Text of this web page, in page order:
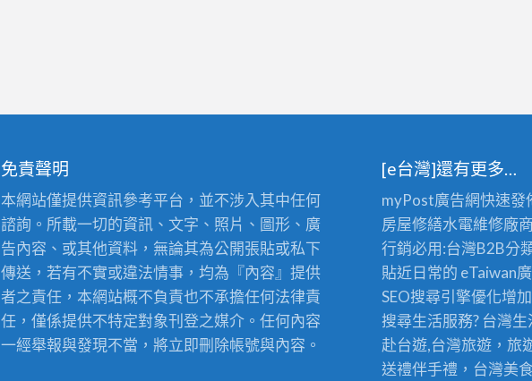
免責聲明
本網站僅提供資訊參考平台，並不涉入其中任何
諮詢。所載一切的資訊、文字、照片、圖形、廣
告內容、或其他資料，無論其為公開張貼或私下
傳送，若有不實或違法情事，均為『內容』提供
者之責任，本網站概不負責也不承擔任何法律責
任，僅係提供不特定對象刊登之媒介。任何內容
一經舉報與發現不當，將立即刪除帳號與內容。
[e台灣]還有更多…
myPost廣告網快速發
房屋修繕水電維修廠
行銷必用:台灣B2B分
貼近日常的 eTaiwan
SEO搜尋引擎優化增
搜尋生活服務? 台灣生
赴台遊,台灣旅遊 ，旅
送禮伴手禮，台灣美